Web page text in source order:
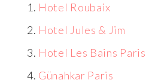
Hotel Roubaix
Hotel Jules & Jim
Hotel Les Bains Paris
Günahkar Paris